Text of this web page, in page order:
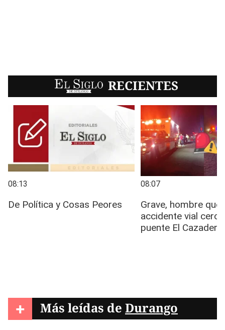
EL SIGLO RECIENTES
+ Más leídas de Durango